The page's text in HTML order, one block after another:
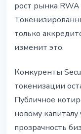
рост рынка
только
изменит это.
Конкуренты
токенизации
Публичное
новому
прозрачность